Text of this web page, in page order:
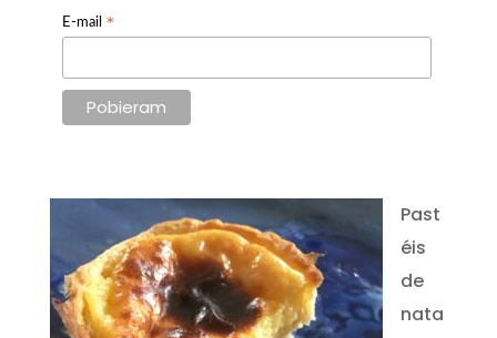
E-mail *
Past
éis
de
nata